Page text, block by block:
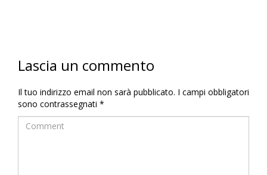
Lascia un commento
Il tuo indirizzo email non sarà pubblicato. I campi obbligatori
sono contrassegnati *